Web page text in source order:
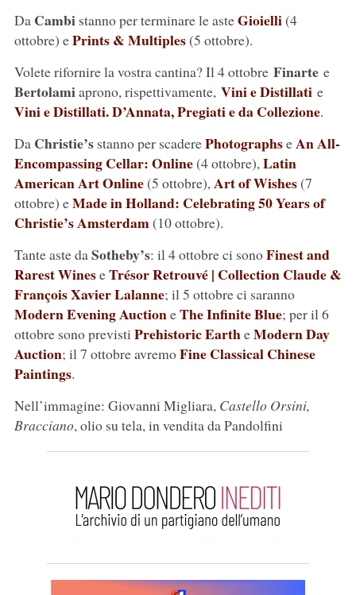
Da Cambistanno per terminare le asteGioielli(4
ottobre) ePrints & Multiples(5 ottobre).
Volete rifornire la vostra cantina? Il 4 ottobre Finartee
Bertolamiaprono, rispettivamente, Vini e Distillatie
Vini e Distillati. D’Annata, Pregiati e da Collezione.
Da Christie’sstanno per scaderePhotographseAn All-
Encompassing Cellar: Online(4 ottobre),Latin
American Art Online(5 ottobre),Art of Wishes(7
ottobre) eMade in Holland: Celebrating 50 Years of
Christie’s Amsterdam(10 ottobre).
Tante aste daSotheby’s: il 4 ottobre ci sonoFinest and
Rarest WineseTrésor Retrouvé | Collection Claude &
François Xavier Lalanne; il 5 ottobre ci saranno
Modern Evening AuctioneThe Infinite Blue; per il 6
ottobre sono previsti Prehistoric EartheModern Day
Auction; il 7 ottobre avremoFine Classical Chinese
Paintings.
Nell’immagine: Giovanni Migliara, Castello Orsini,
Bracciano, olio su tela, in vendita da Pandolfini